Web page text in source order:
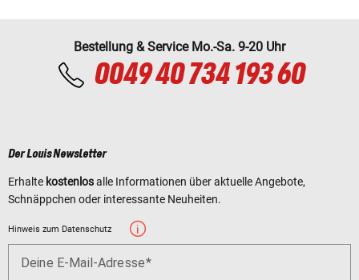
Bestellung & Service Mo.-Sa. 9-20 Uhr
0049 40 734 193 60
Der Louis Newsletter
Erhalte kostenlosalle Informationen über aktuelle Angebote,
Schnäppchen oder interessante Neuheiten.
Hinweis zum Datenschutz
Deine E-Mail-Adresse